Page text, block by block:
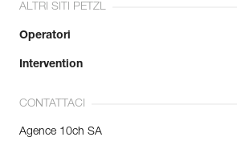
ALTRI SITI PETZL
Operatori
Intervention
CONTATTACI
Agence 10ch SA